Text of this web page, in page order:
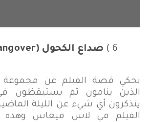
6 ) صداع الكحول
تحكي قصة الفيلم عن مجموعة
الذين ينامون ثم يستيقظون
يتذكرون أي شيء عن الليلة
الفيلم في لاس فيغاس وهذه